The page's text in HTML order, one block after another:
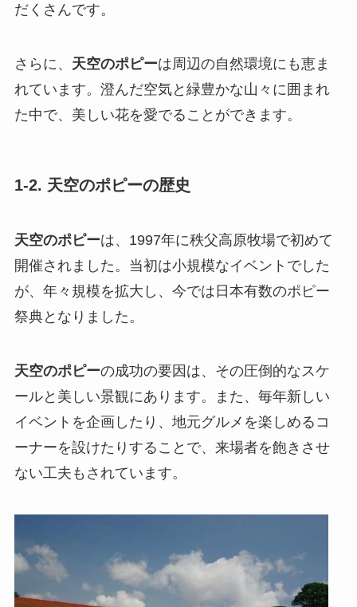
だくさんです。
さらに、 天空のポピーは周辺の自然環境にも恵ま
れています。澄んだ空気と緑豊かな山々に囲まれ
た中で、美しい花を愛でることができます。
1-2. 天空のポピーの歴史
天空のポピーは、1997年に秩父高原牧場で初めて
開催されました。当初は小規模なイベントでした
が、年々規模を拡大し、今では日本有数のポピー
祭典となりました。
天空のポピーの成功の要因は、その圧倒的なスケ
ールと美しい景観にあります。また、毎年新しい
イベントを企画したり、地元グルメを楽しめるコ
ーナーを設けたりすることで、来場者を飽きさせ
ない工夫もされています。